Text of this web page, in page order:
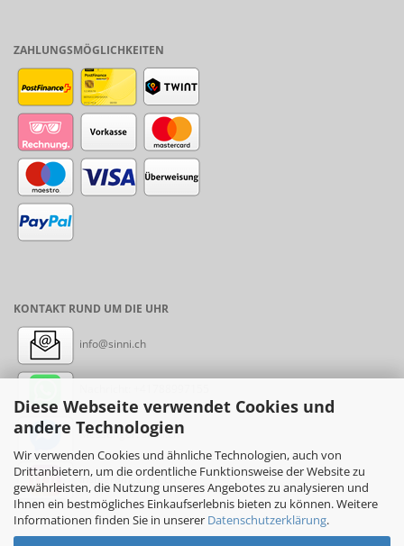
Diese Webseite verwendet Cookies und
andere Technologien
Wir verwenden Cookies und ähnliche Technologien, auch von
Drittanbietern, um die ordentliche Funktionsweise der Website zu
gewährleisten, die Nutzung unseres Angebotes zu analysieren und
Ihnen ein bestmögliches Einkaufserlebnis bieten zu können. Weitere
Informationen finden Sie in unserer Datenschutzerklärung.
ZAHLUNGSMÖGLICHKEITEN
KONTAKT RUND UM DIE UHR
info@sinni.ch
Messenger: sinni.ch
Instagram: sinni_ch